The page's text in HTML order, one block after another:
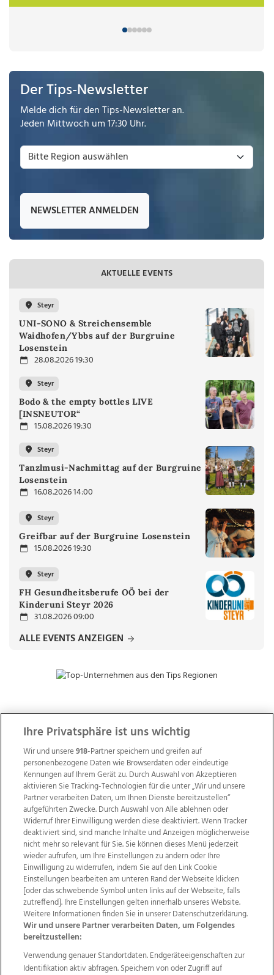
Der Tips-Newsletter
Melde dich für den Tips-Newsletter an.
Jeden Mittwoch um 17:30 Uhr.
NEWSLETTER ANMELDEN
AKTUELLE EVENTS
Steyr
UNI-SONO & Streichensemble
Waidhofen/Ybbs auf der Burgruine
Losenstein
28.08.2026 19:30
Steyr
Bodo & the empty bottles LIVE
[INSNEUTOR“
15.08.2026 19:30
Steyr
Tanzlmusi-Nachmittag auf der Burgruine
Losenstein
16.08.2026 14:00
Steyr
Greifbar auf der Burgruine Losenstein
15.08.2026 19:30
Steyr
FH Gesundheitsberufe OÖ bei der
Kinderuni Steyr 2026
31.08.2026 09:00
ALLE EVENTS ANZEIGEN
ZUR NACHRICHTENÜBERSICHT
Wir über uns Mediadaten Kontakt
Jobs
Datenschutz
Impressum
AGB Anzeigekunden
AGB Website
Ehrenkodex Politische Werbung
Weitere Angebote des Medienhauses Wimmer
Ihre Privatsphäre ist uns wichtig
Wir und unsere918-Partner speichern und greifen auf
personenbezogene Daten wie Browserdaten oder eindeutige
Kennungen auf Ihrem Gerät zu. Durch Auswahl von Akzeptieren
aktivieren Sie Tracking-Technologien für die unter „Wir und unsere
Partner verarbeiten Daten, um Ihnen Dienste bereitzustellen“
aufgeführten Zwecke. Durch Auswahl von Alle ablehnen oder
Widerruf Ihrer Einwilligung werden diese deaktiviert. Wenn Tracker
deaktiviert sind, sind manche Inhalte und Anzeigen möglicherweise
nicht mehr so relevant für Sie. Sie können dieses Menü jederzeit
wieder aufrufen, um Ihre Einstellungen zu ändern oder Ihre
Einwilligung zu widerrufen, indem Sie auf den Link Cookie
Einstellungen bearbeiten am unteren Rand der Webseite klicken
[oder das schwebende Symbol unten links auf der Webseite, falls
zutreffend]. Ihre Einstellungen gelten innerhalb unseres Website.
Weitere Informationen finden Sie in unserer Datenschutzerklärung.
Wir und unsere Partner verarbeiten Daten, um Folgendes
bereitzustellen:
Verwendung genauer Standortdaten. Endgeräteeigenschaften zur
Identifikation aktiv abfragen. Speichern von oder Zugriff auf